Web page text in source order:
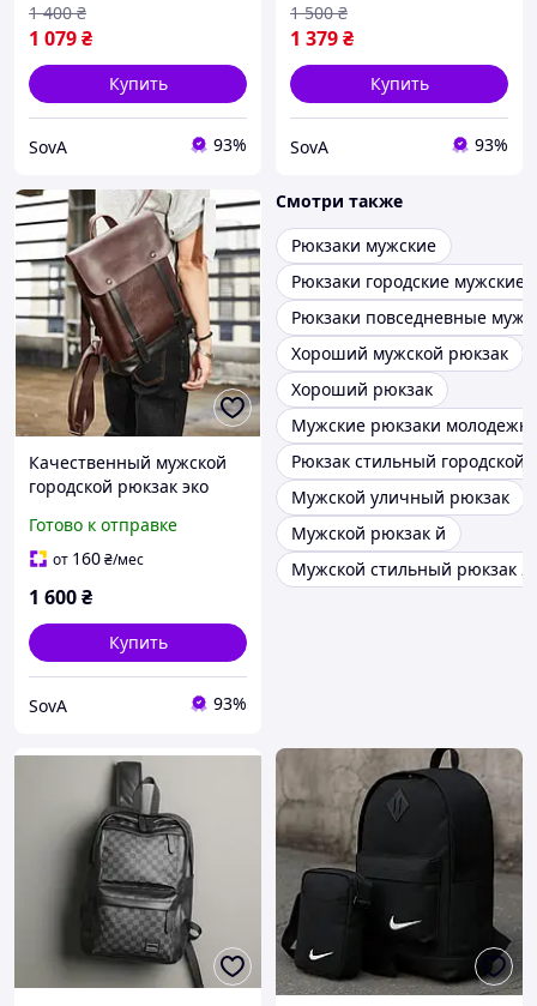
1 079₴
1 400 ₴
Купить
SovA 93%
1 379₴
1 500 ₴
Купить
SovA 93%
Качественный мужской
городской рюкзак эко
Готово к отправке
от 160₴/мес
1 600₴
Купить
SovA 93%
Смотри также
Рюкзаки мужские
Рюкзаки городские мужские
Рюкзаки повседневные
Хороший мужской рюкзак
Хороший рюкзак
Мужские рюкзаки
Рюкзак стильный городской
Мужской уличный рюкзак
Мужской рюкзак й
Мужской стильный рюкзак